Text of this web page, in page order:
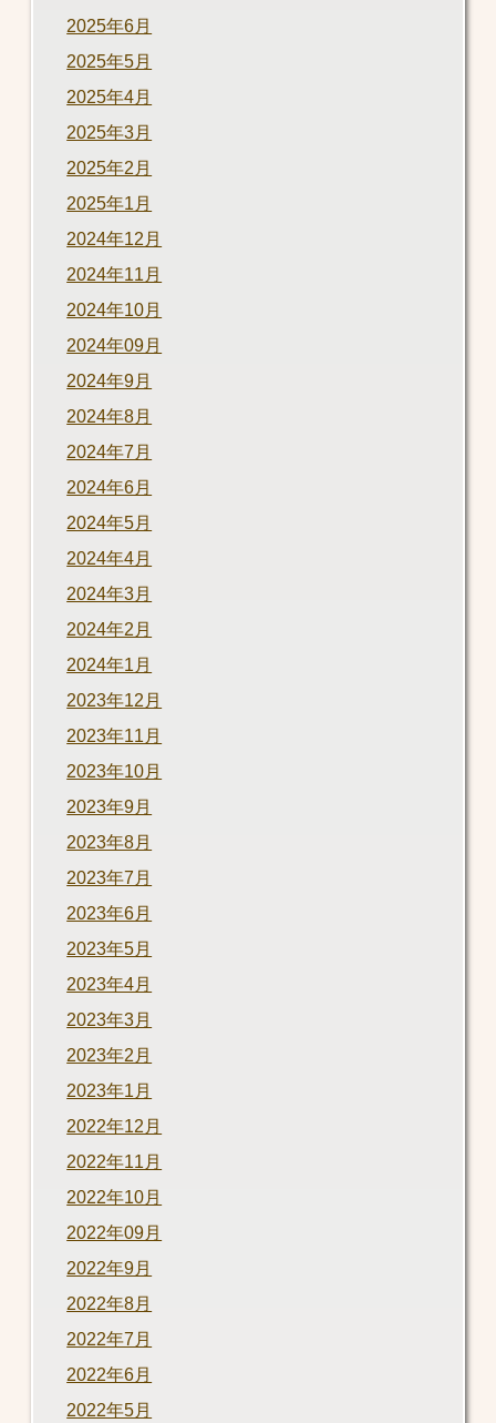
2025年6月
2025年5月
2025年4月
2025年3月
2025年2月
2025年1月
2024年12月
2024年11月
2024年10月
2024年09月
2024年9月
2024年8月
2024年7月
2024年6月
2024年5月
2024年4月
2024年3月
2024年2月
2024年1月
2023年12月
2023年11月
2023年10月
2023年9月
2023年8月
2023年7月
2023年6月
2023年5月
2023年4月
2023年3月
2023年2月
2023年1月
2022年12月
2022年11月
2022年10月
2022年09月
2022年9月
2022年8月
2022年7月
2022年6月
2022年5月